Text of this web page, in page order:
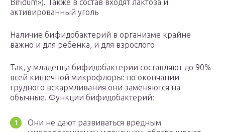
Bifidum»). Также в состав входят лактоза и
активированный уголь
Наличие бифидобактерий в организме крайне
важно и для ребенка, и для взрослого
Так, у младенца бифидобактерии составляют до 90%
всей кишечной микрофлоры: по окончании
грудного вскармливания они заменяются на
обычные. Функции бифидобактерий:
Они не дают развиваться вредным